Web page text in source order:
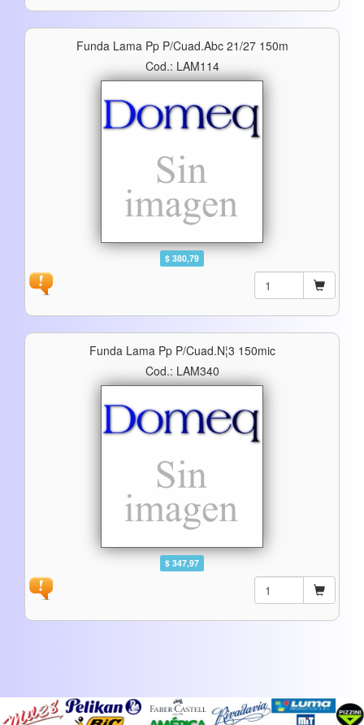
Funda Lama Pp P/cuad.abc 21/27 150m
Cod.: LAM114
$ 380,79
Funda Lama Pp P/cuad.n¦3 150mic
Cod.: LAM340
$ 347,97